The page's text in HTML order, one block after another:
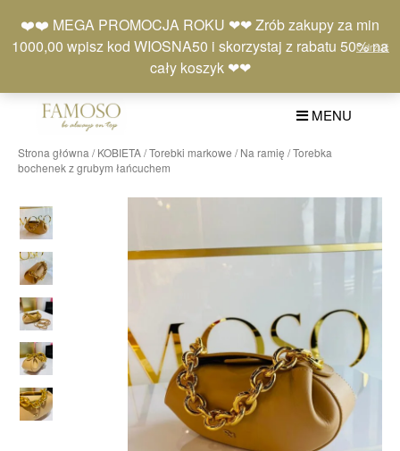
❤️❤️ MEGA PROMOCJA ROKU ❤❤ Zrób zakupy za min
1000,00 wpisz kod WIOSNA50 i skorzystaj z rabatu 50% na
cały koszyk ❤❤
Odrzuć
content
Moje
konto
Lista
życzeń
Koszyk
(0)
MENU
Strona główna /KOBIETA/Torebki markowe /Na ramię / Torebka
bochenek z grubym łańcuchem